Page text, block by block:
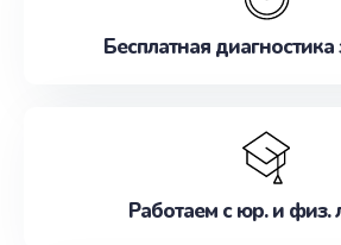
Бесплатная диагностика
Работаем с юр. и физ.